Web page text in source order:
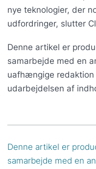
nye teknologier, der
udfordringer, slutter
Denne artikel er
samarbejde med en
uafhængige
udarbejdelsen af
Denne artikel er
samarbejde med en